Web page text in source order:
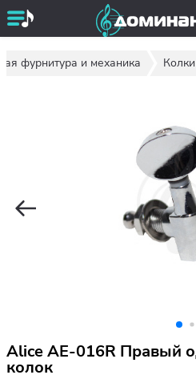
фурнитура и механика
Alice AE-016R Правый
колок